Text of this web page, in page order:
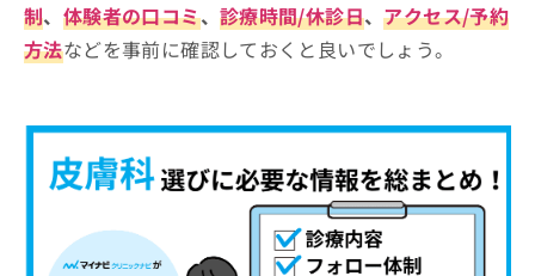
制、 体験者の口コミ、 診療時間/休診日、アクセス/予約
方法などを事前に確認しておくと良いでしょう。